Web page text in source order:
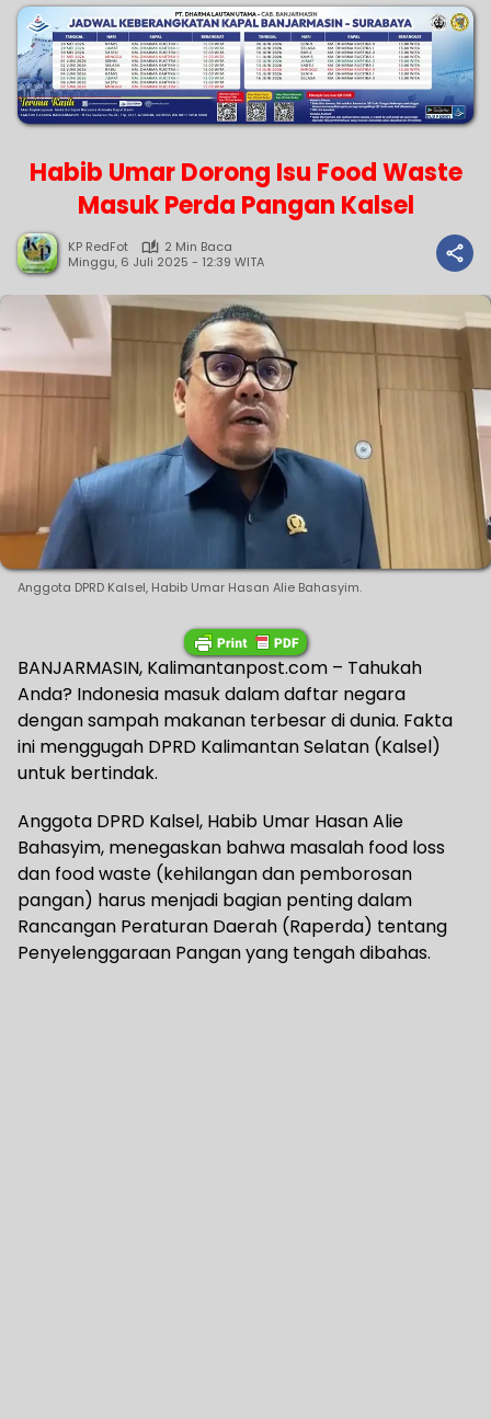
Habib Umar Dorong Isu Food Waste
Masuk Perda Pangan Kalsel
KP RedFot
2 Min Baca
Minggu, 6 Juli 2025 - 12:39 WITA
Anggota DPRD Kalsel, Habib Umar Hasan Alie Bahasyim.
BANJARMASIN, Kalimantanpost.com – Tahukah
Anda? Indonesia masuk dalam daftar negara
dengan sampah makanan terbesar di dunia. Fakta
ini menggugah DPRD Kalimantan Selatan (Kalsel)
untuk bertindak.
Anggota DPRD Kalsel, Habib Umar Hasan Alie
Bahasyim, menegaskan bahwa masalah food loss
dan food waste (kehilangan dan pemborosan
pangan) harus menjadi bagian penting dalam
Rancangan Peraturan Daerah (Raperda) tentang
Penyelenggaraan Pangan yang tengah dibahas.